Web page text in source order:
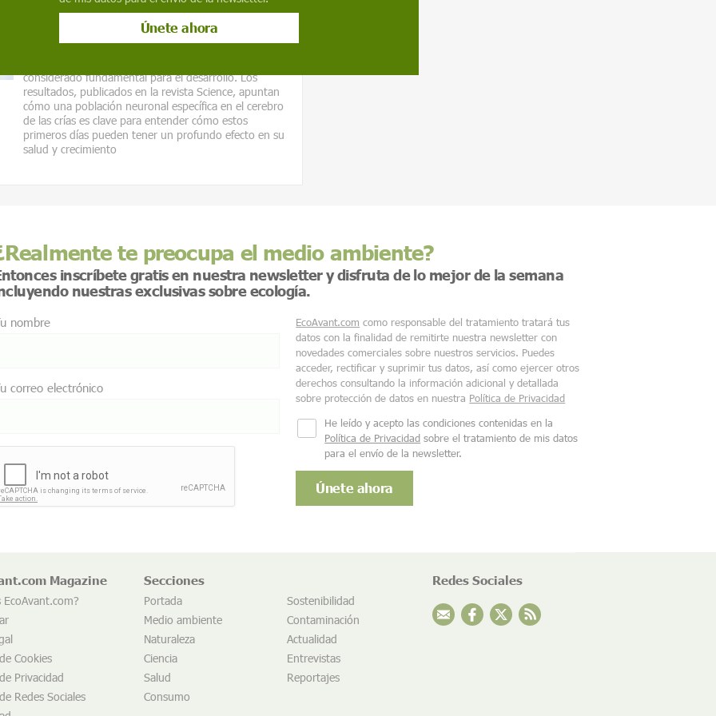
el apego entre las madres y sus
bebés
considerado fundamental para el desarrollo. Los
resultados, publicados en la revista Science, apuntan
cómo una población neuronal específica en el cerebro
de las crías es clave para entender cómo estos
primeros días pueden tener un profundo efecto en su
salud y crecimiento
te preocupa el medio ambiente?
inscríbete gratis en nuestra newsletter y disfruta de lo mejor de la semana
nuestras exclusivas sobre ecología.
nombre
correo electrónico
EcoAvant.com como responsable del tratamiento tratará tus
datos con la finalidad de remitirte nuestra newsletter con
novedades comerciales sobre nuestros servicios. Puedes
acceder, rectificar y suprimir tus datos, así como ejercer otros
derechos consultando la información adicional y detallada
sobre protección de datos en nuestra Política de Privacidad
He leído y acepto las condiciones contenidas en la
Política de Privacidad sobre el tratamiento de mis datos
para el envío de la newsletter.
Magazine
EcoAvant.com?
Cookies
Privacidad
Redes Sociales
Secciones
Portada
Sostenibilidad
Medio ambiente
Contaminación
Naturaleza
Actualidad
Ciencia
Entrevistas
Salud
Reportajes
Consumo
Redes Sociales